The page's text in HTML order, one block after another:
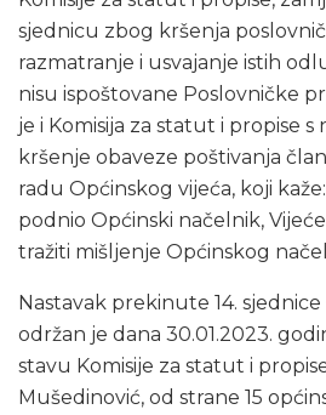
sjednicu zbog kršenja
razmatranje i usvajanje istih
nisu ispoštovane Poslovničke
je i Komisija za statut i propise s
kršenje obaveze poštivanja
radu Općinskog vijeća, koji
podnio Općinski načelnik,
tražiti mišljenje Općinskog
Nastavak prekinute 14.
održan je dana 30.01.2023.
stavu Komisije za statut i
Mušedinović, od strane 15